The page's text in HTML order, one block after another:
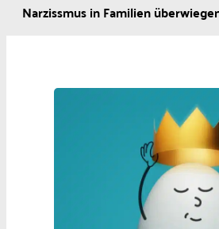
Narzissmus in Familien